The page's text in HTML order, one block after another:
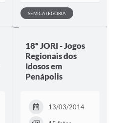
SEM CATEGORIA
18º JORI - Jogos
Regionais dos
Idosos em
Penápolis
13/03/2014